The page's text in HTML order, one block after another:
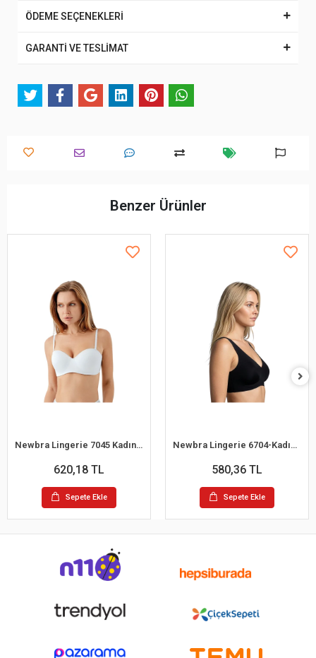
ÖDEME SEÇENEKLERİ
GARANTİ VE TESLİMAT
Benzer Ürünler
Newbra Lingerie 7045 Kadın Desteksiz B Cup Dantelli Sutyen
620,18 TL
Sepete Ekle
Newbra Lingerie 6704-Kadın Desteksiz B Cup Hayalet Sutyen
580,36 TL
Sepete Ekle